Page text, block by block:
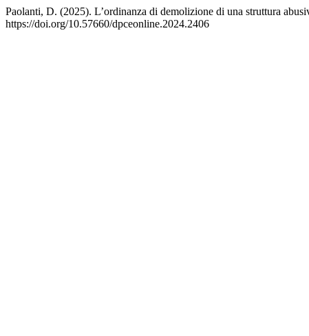
Paolanti, D. (2025). L’ordinanza di demolizione di una struttura
https://doi.org/10.57660/dpceonline.2024.2406